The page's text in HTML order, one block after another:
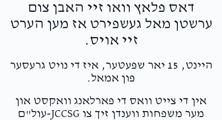
דאס פלאץ וואו זיי האבן צום
ערשטן מאל געשפירט אז מען הערט
זיי אויס.
היינט, 15 יאר שפעטער, איז די נויט גרעסער
פון אמאל.
אין די צייט וואס די פארלאנג וואקסט און
מער משפחות ווענדן זיך צו JCCSG-עול"ם